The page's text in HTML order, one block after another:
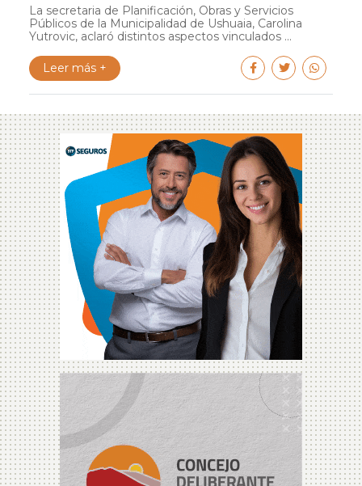
La secretaria de Planificación, Obras y Servicios
Públicos de la Municipalidad de Ushuaia, Carolina
Yutrovic, aclaró distintos aspectos vinculados ...
Leer más +